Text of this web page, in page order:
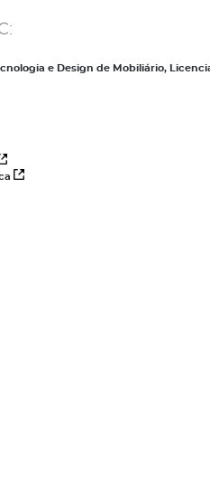
e Design de Mobiliário,